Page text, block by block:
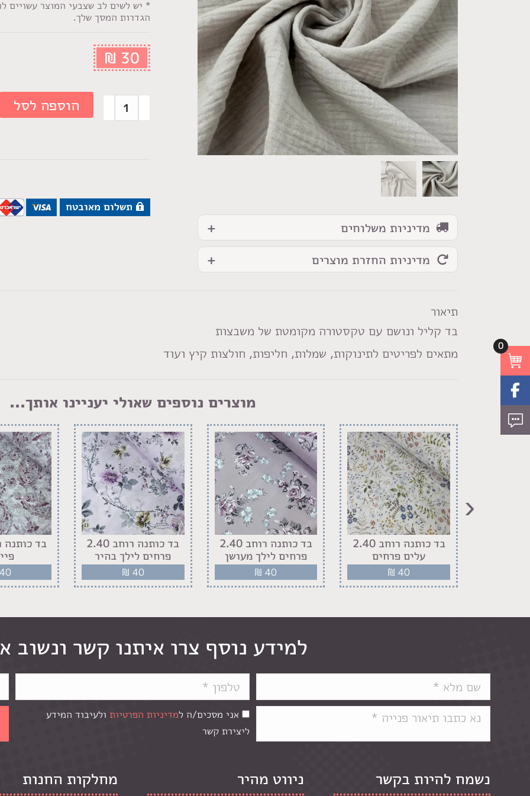
מדיניות משלוחים
מדיניות החזרת מוצרים
* יש לשים לב שצבעי המוצר עשויים
הגדרות המסך שלך.
₪ 30
כמות
של
בד
דאבל
טטרה
בז
אבן
הוספה לסל
תשלום מאובטח
תיאור
בד קליל ונושם עם טקסטורה מקומטת של משבצות
מתאים לפריטים לתינוקות, שמלות, חליפות, חולצות קיץ ועוד
מוצרים נוספים שאולי יעניינו אותך...
בד כותנה רוחב 2.40
עלים פרחים
₪ 40
בד כותנה רוחב 2.40
פרחים לילך מעושן
₪ 40
בד כותנה רוחב 2.40
פרחים לילך בהיר
₪ 40
‹
למידע נוסף צרו איתנו קשר ונשוב
אני מסכים/ה למדיניות הפרטיות ולעיבוד המידע
ליצירת קשר
נשמח להיות בקשר ניווט מהיר מחלקות החנות
0